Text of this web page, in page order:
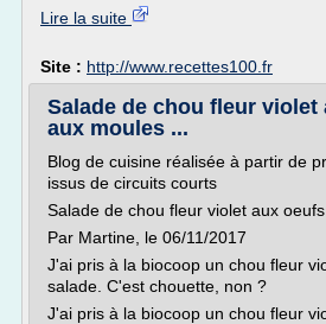
Lire la suite
Site : http://www.recettes100.fr
Salade de chou fleur violet
aux moules ...
Blog de cuisine réalisée à partir de
issus de circuits courts
Salade de chou fleur violet aux
Par Martine, le 06/11/2017
J'ai pris à la biocoop un chou fleur
salade. C'est chouette, non ?
J'ai pris à la biocoop un chou fleur